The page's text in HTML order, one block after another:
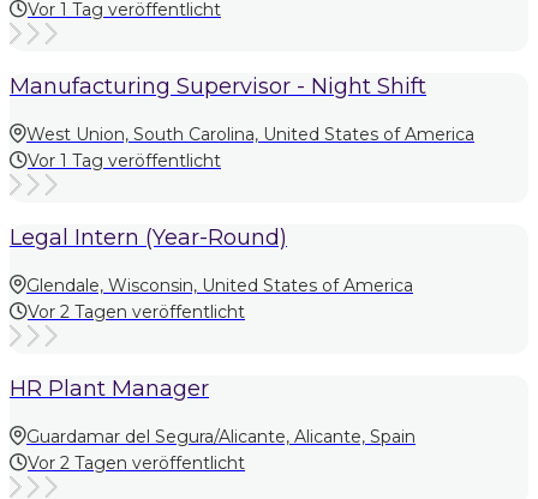
Vor 1 Tag veröffentlicht
Manufacturing Supervisor - Night Shift
West Union, South Carolina, United States of America
Vor 1 Tag veröffentlicht
Legal Intern (Year-Round)
Glendale, Wisconsin, United States of America
Vor 2 Tagen veröffentlicht
HR Plant Manager
Guardamar del Segura/Alicante, Alicante, Spain
Vor 2 Tagen veröffentlicht